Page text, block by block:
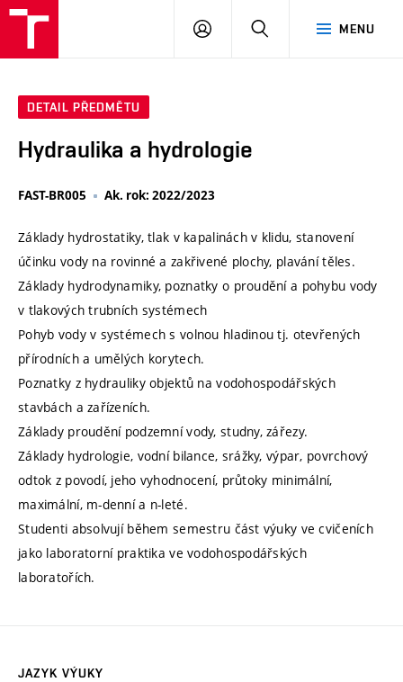
MENU
PŘIHLÁSIT
DETAIL PŘEDMĚTU
Hydraulika a hydrologie
FAST-BR005 Ak. rok: 2022/2023
Základy hydrostatiky, tlak v kapalinách v klidu, stanovení
účinku vody na rovinné a zakřivené plochy, plavání těles.
Základy hydrodynamiky, poznatky o proudění a pohybu vody
v tlakových trubních systémech
Pohyb vody v systémech s volnou hladinou tj. otevřených
přírodních a umělých korytech.
Poznatky z hydrauliky objektů na vodohospodářských
stavbách a zařízeních.
Základy proudění podzemní vody, studny, zářezy.
Základy hydrologie, vodní bilance, srážky, výpar, povrchový
odtok z povodí, jeho vyhodnocení, průtoky minimální,
maximální, m-denní a n-leté.
Studenti absolvují během semestru část výuky ve cvičeních
jako laboratorní praktika ve vodohospodářských
laboratořích.
JAZYK VÝUKY